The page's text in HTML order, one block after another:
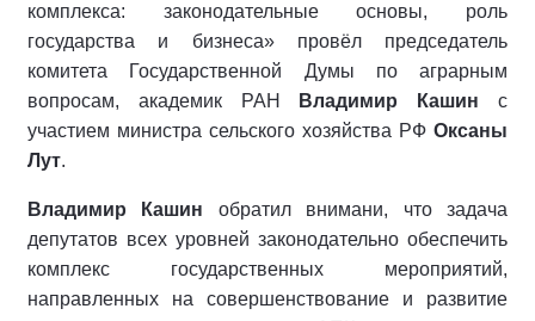
комплекса: законодательные основы, роль
государства и бизнеса» провёл председатель
комитета Государственной Думы по аграрным
вопросам, академик РАН
Владимир Кашин с
участием министра сельского хозяйства РФ Оксаны
Лут.
Владимир Кашин обратил внимани, что задача
депутатов всех уровней законодательно обеспечить
комплекс государственных мероприятий,
направленных на совершенствование и развитие